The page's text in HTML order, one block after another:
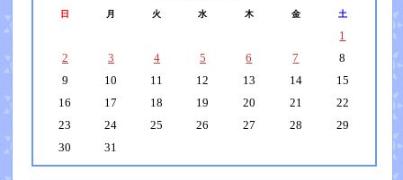
日 月 火 水 木 金 土
1
2
3 4 5 6 7
8
9
10 11 12 13 14
15
16
17 18 19 20 21
22
23
24 25 26 27 28
29
30
31